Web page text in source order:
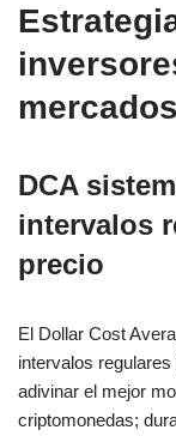
DCA
intervalos
precio
El Dollar Cost
intervalos
adivinar el mejor
criptomonedas;